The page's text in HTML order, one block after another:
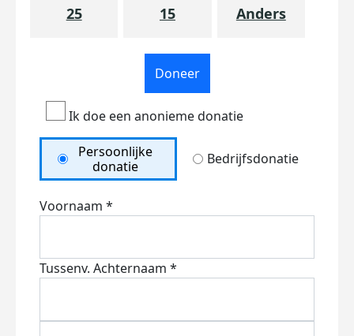
25 15 Anders
Doneer
Ik doe een anonieme donatie
Persoonlijke
donatie
Bedrijfsdonatie
Voornaam *
Tussenv. Achternaam *